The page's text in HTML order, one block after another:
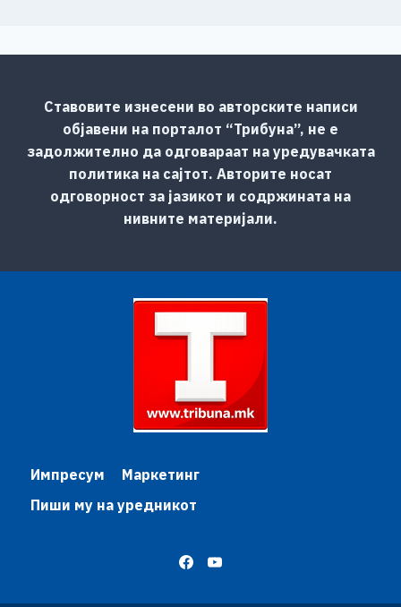
Ставовите изнесени во авторските написи
објавени на порталот “Трибуна”, не е
задолжително да одговараат на уредувачката
политика на сајтот. Авторите носат
одговорност за јазикот и содржината на
нивните материјали.
Импресум
Маркетинг
Пиши му на уредникот